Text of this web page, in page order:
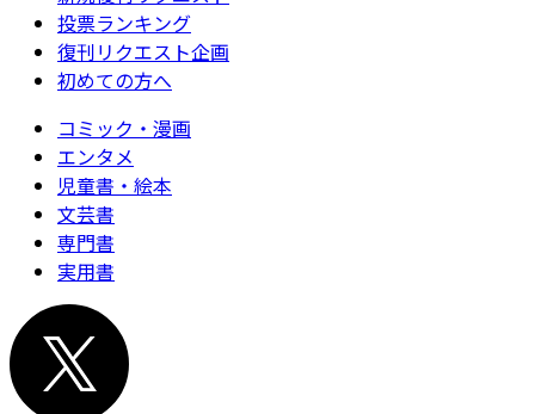
投票ランキング
復刊リクエスト企画
初めての方へ
コミック・漫画
エンタメ
児童書・絵本
文芸書
専門書
実用書